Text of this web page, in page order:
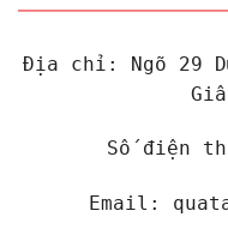
Địa chỉ: Ngõ 29
Số điện
Email: